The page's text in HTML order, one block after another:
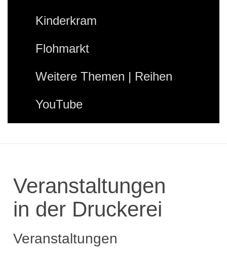
Kinderkram
Flohmarkt
Weitere Themen | Reihen
YouTube
Veranstaltungen
in der Druckerei
Veranstaltungen